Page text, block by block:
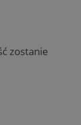
zostanie